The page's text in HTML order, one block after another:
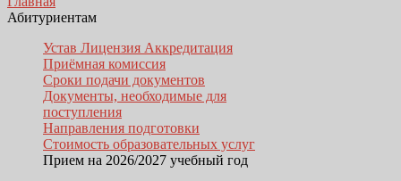
Абитуриентам
Устав Лицензия Аккредитация
Приёмная комиссия
Сроки подачи документов
Документы, необходимые для
поступления
Направления подготовки
Стоимость образовательных услуг
Прием на 2026/2027 учебный год